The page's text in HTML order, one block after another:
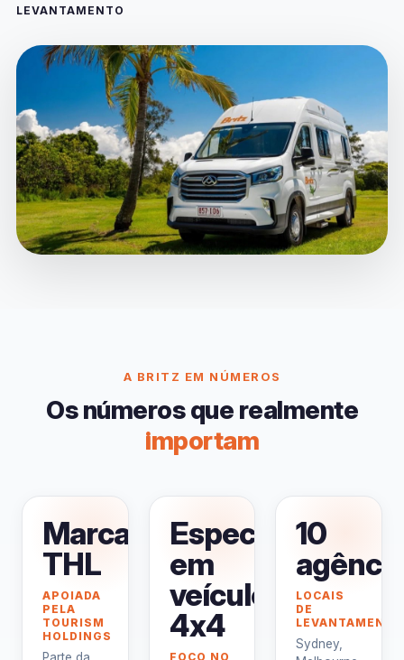
LEVANTAMENTO
A BRITZ EM NÚMEROS
Os números que realmente
importam
Marca
THL
APOIADA
PELA
TOURISM
HOLDINGS
Parte da
Especialista
em
veículos
4x4
FOCO NO
10
LOCAIS
DE
LEVANTAMENTO
Sydney,